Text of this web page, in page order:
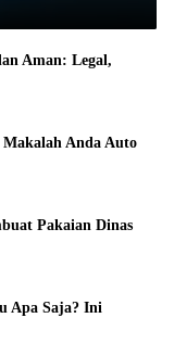
Aman: Legal,
Anda Auto
Pakaian Dinas
Apa Saja? Ini